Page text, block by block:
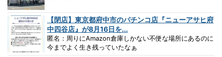
【閉店】東京都府中市のパチンコ店『ニューアサヒ府
中四谷店』が8月16日を...
匿名：周りにAmazon倉庫しかない不便な場所にあるのに
今までよく生き残っていたなぁ